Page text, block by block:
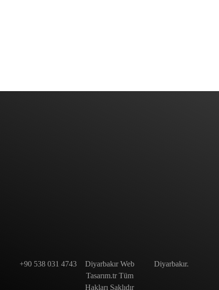
+90 538 031 4743
Diyarbakır Web
Tasarım.tr Tüm
Hakları Saklıdır
Diyarbakır.